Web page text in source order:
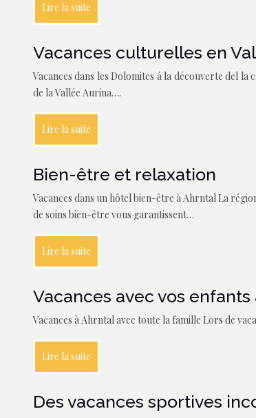
Lire la suite
Vacances culturelles en
Vacances dans les Dolomites á la découverte del
de la Vallée Aurina….
Lire la suite
Bien-être et relaxation
Vacances dans un hôtel bien-être à Ahrntal La
de soins bien-être vous garantissent…
Lire la suite
Vacances avec vos
Vacances à Ahrntal avec toute la famille Lors de
Lire la suite
Des vacances sportives